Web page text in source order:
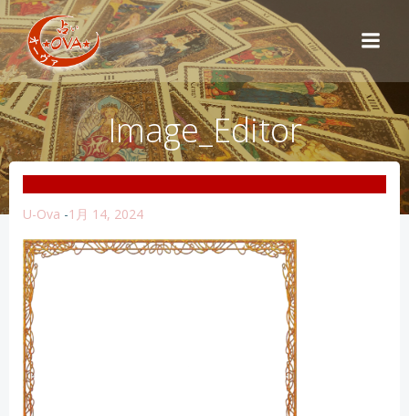
コ
ン
テ
ン
ツ
へ
ス
キ
Image_Editor
U-Ova -1月 14, 2024